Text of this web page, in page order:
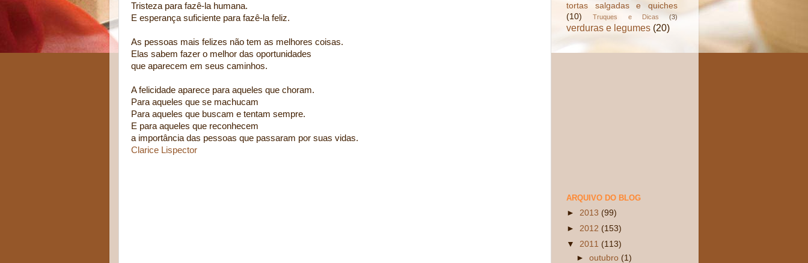
Tristeza para fazê-la humana.
E esperança suficiente para fazê-la feliz.
As pessoas mais felizes não tem as melhores coisas.
Elas sabem fazer o melhor das oportunidades
que aparecem em seus caminhos.
A felicidade aparece para aqueles que choram.
Para aqueles que se machucam
Para aqueles que buscam e tentam sempre.
E para aqueles que reconhecem
a importância das pessoas que passaram por suas vidas.
Clarice Lispector
tortas salgadas e quiches
(10)
Truques e Dicas (3)
verduras e legumes (20)
ARQUIVO DO BLOG
► 2013 (99)
► 2012 (153)
▼ 2011 (113)
►outubro (1)